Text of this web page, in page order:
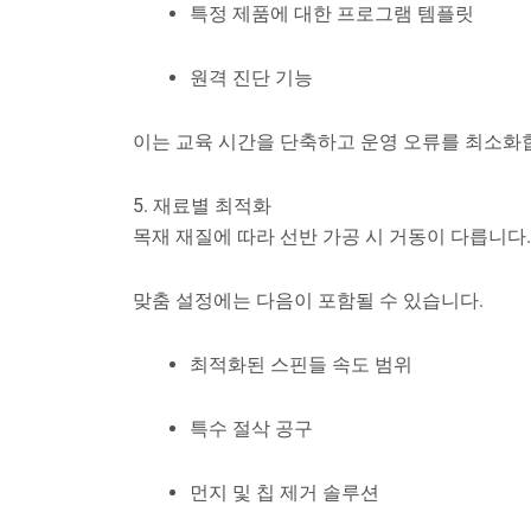
특정 제품에 대한 프로그램 템플릿
원격 진단 기능
이는 교육 시간을 단축하고 운영 오류를 최소화
5. 재료별 최적화
목재 재질에 따라 선반 가공 시 거동이 다릅니다.
맞춤 설정에는 다음이 포함될 수 있습니다.
최적화된 스핀들 속도 범위
특수 절삭 공구
먼지 및 칩 제거 솔루션